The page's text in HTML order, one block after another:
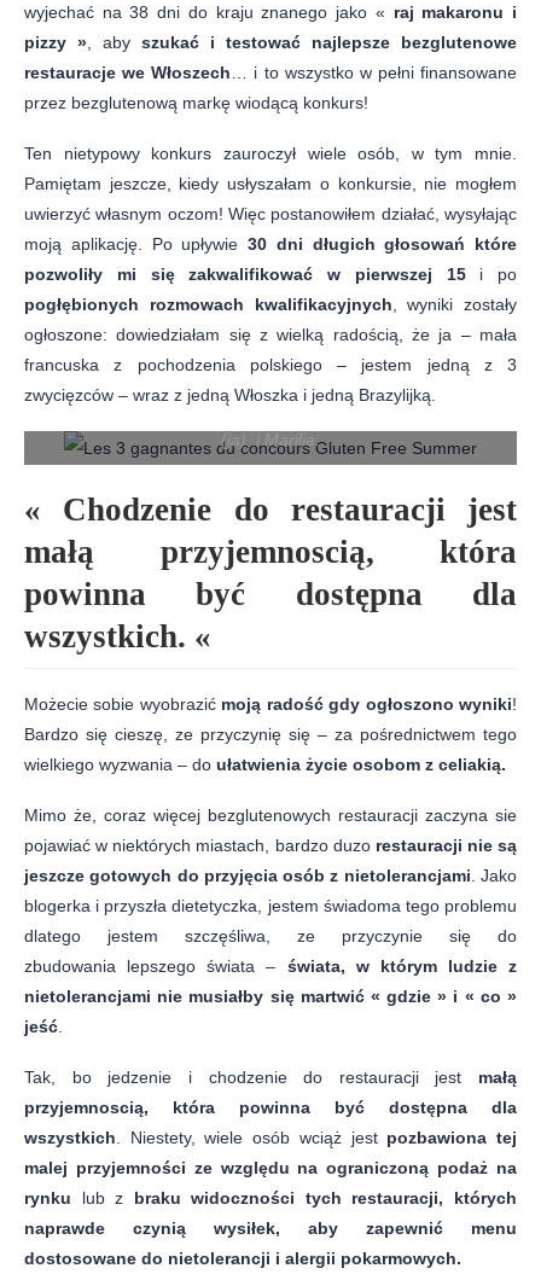
wyjechać na 38 dni do kraju znanego jako « raj makaronu i
pizzy » , aby szukać i testować najlepsze bezglutenowe
restauracje we Włoszech … i to wszystko w pełni finansowane
przez bezglutenową markę wiodącą konkurs!
Ten nietypowy konkurs zauroczył wiele osób, w tym mnie.
Pamiętam jeszcze, kiedy usłyszałam o konkursie, nie mogłem
uwierzyć własnym oczom! Więc postanowiłem działać, wysyłając
moją aplikację. Po upływie 30 dni długich głosowań które
pozwoliły mi się zakwalifikować w pierwszej 15i po
pogłębionych rozmowach kwalifikacyjnych , wyniki zostały
ogłoszone: dowiedziałam się z wielką radością, że ja – mała
francuska z pochodzenia polskiego – jestem jedną z 3
zwycięzców – wraz z jedną Włoszka i jedną Brazylijką.
(ja) i Marilia.
« Chodzenie do restauracji jest
małą przyjemnoscią, która
powinna być dostępna dla
wszystkich. «
Możecie sobie wyobrazić moją radość gdy ogłoszono wyniki!
Bardzo się cieszę, ze przyczynię się – za pośrednictwem tego
wielkiego wyzwania – do ułatwienia życie osobom z celiakią.
Mimo że, coraz więcej bezglutenowych restauracji zaczyna sie
pojawiać w niektórych miastach, bardzo duzo restauracji nie są
jeszcze gotowych do przyjęcia osób z nietolerancjami . Jako
blogerka i przyszła dietetyczka, jestem świadoma tego problemu
dlatego jestem szczęśliwa, ze przyczynie się do
zbudowania lepszego świata – świata, w którym ludzie z
nietolerancjami nie musiałby się martwić « gdzie » i « co »
jeść
Tak, bo jedzenie i chodzenie do restauracji jest małą
przyjemnoscią, która powinna być dostępna dla
wszystkich . Niestety, wiele osób wciąż jest pozbawiona tej
malej przyjemności ze względu na ograniczoną podaż na
rynku lub z braku widoczności tych restauracji, których
naprawde czynią wysiłek, aby zapewnić menu
dostosowane do nietolerancji i alergii pokarmowych.